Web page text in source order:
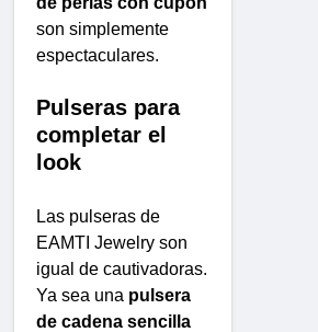
son simplemente
espectaculares.
Pulseras para
completar el
look
Las pulseras de
EAMTI Jewelry son
igual de cautivadoras.
Ya sea una pulsera
de cadena sencilla